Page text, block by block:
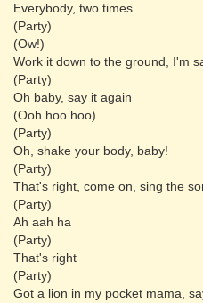
Everybody, two times
(Party)
(Ow!)
Work it down to the ground, I'm
(Party)
Oh baby, say it again
(Ooh hoo hoo)
(Party)
Oh, shake your body, baby!
(Party)
That's right, come on, sing the
(Party)
Ah aah ha
(Party)
That's right
(Party)
Got a lion in my pocket mama,